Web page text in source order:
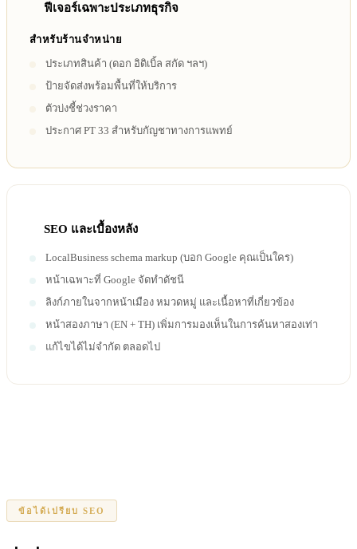
ฟีเจอร์เฉพาะประเภทธุรกิจ
สำหรับร้านจำหน่าย
ประเภทสินค้า (ดอก อิดิเบิ้ล สกัด ฯลฯ)
ป้ายจัดส่งพร้อมพื้นที่ให้บริการ
ตัวบ่งชี้ช่วงราคา
ประกาศ PT 33 สำหรับกัญชาทางการแพทย์
SEO และเบื้องหลัง
LocalBusiness schema markup (บอก Google คุณเป็นใคร)
หน้าเฉพาะที่ Google จัดทำดัชนี
ลิงก์ภายในจากหน้าเมือง หมวดหมู่ และเนื้อหาที่เกี่ยวข้อง
หน้าสองภาษา (EN + TH) เพิ่มการมองเห็นในการค้นหาสองเท่า
แก้ไขได้ไม่จำกัด ตลอดไป
ข้อได้เปรียบ SEO